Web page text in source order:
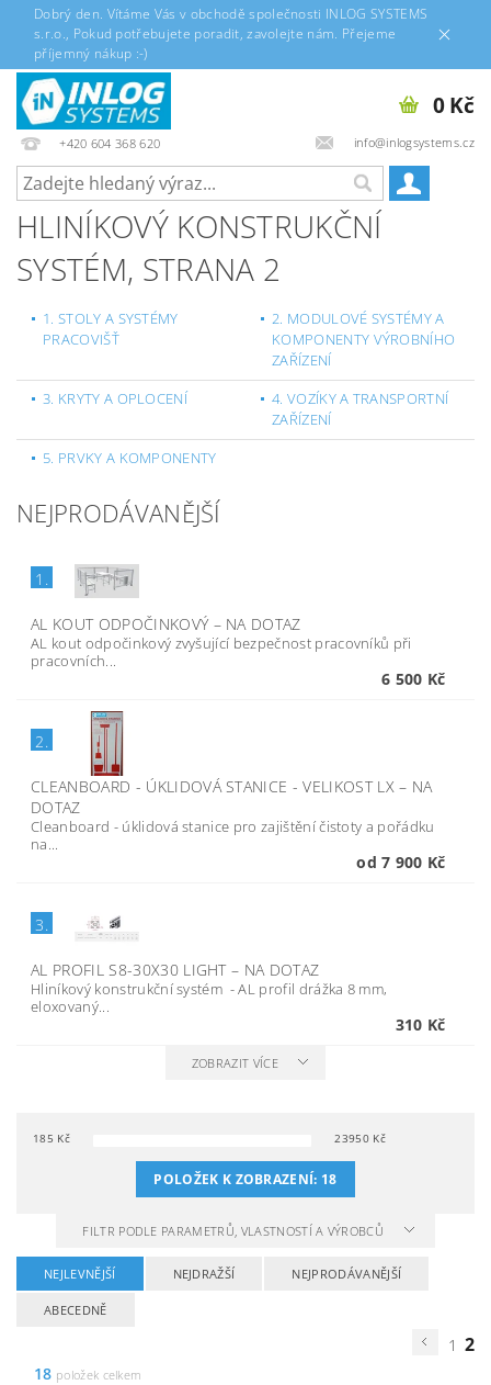
Dobrý den. Vítáme Vás v obchodě společnosti INLOG SYSTEMS
s.r.o., Pokud potřebujete poradit, zavolejte nám. Přejeme
příjemný nákup :-)
+420 604 368 620 info@inlogsystems.cz
0 Kč
HLINÍKOVÝ KONSTRUKČNÍ
SYSTÉM, STRANA 2
1. STOLY A SYSTÉMY
PRACOVIŠŤ
2. MODULOVÉ SYSTÉMY A
KOMPONENTY VÝROBNÍHO
ZAŘÍZENÍ
3. KRYTY A OPLOCENÍ
4. VOZÍKY A TRANSPORTNÍ
ZAŘÍZENÍ
5. PRVKY A KOMPONENTY
NEJPRODÁVANĚJŠÍ
1.
AL KOUT ODPOČINKOVÝ – NA DOTAZ
AL kout odpočinkový zvyšující bezpečnost pracovníků při
pracovních...
6 500 Kč
2.
CLEANBOARD - ÚKLIDOVÁ STANICE - VELIKOST LX– NA
DOTAZ
Cleanboard - úklidová stanice pro zajištění čistoty a pořádku
na...
od 7 900 Kč
3.
AL PROFIL S8-30X30 LIGHT– NA DOTAZ
Hliníkový konstrukční systém - AL profil drážka 8 mm,
eloxovaný...
310 Kč
ZOBRAZIT VÍCE
185 Kč 23950 Kč
POLOŽEK K ZOBRAZENÍ: 18
FILTR PODLE PARAMETRŮ, VLASTNOSTÍ A VÝROBCŮ
NEJLEVNĚJŠÍ NEJDRAŽŠÍ NEJPRODÁVANĚJŠÍ
ABECEDNĚ
1 2
18 položek celkem